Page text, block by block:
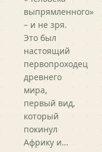
выпрямленного»
– и не зря.
Это был
настоящий
первопроходец
древнего
мира,
первый вид,
который
покинул
Африку и…